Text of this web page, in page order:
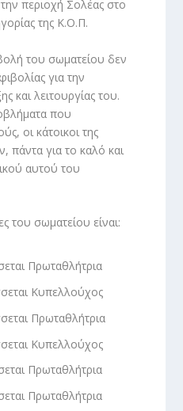
περιοχή Σολέας στο
της Κ.Ο.Π.
του σωματείου δεν
για την
και λειτουργίας του.
που
οι κάτοικοι της
πάντα για το καλό και
αυτού του
του σωματείου είναι:
Πρωταθλήτρια
Κυπελλούχος
Πρωταθλήτρια
Κυπελλούχος
Πρωταθλήτρια
Πρωταθλήτρια